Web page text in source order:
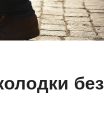
без